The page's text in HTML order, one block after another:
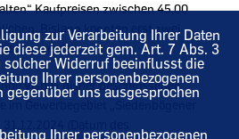
Kaufpreisen zwischen 45,00
Bislang konnten erst zwei
werden.
Visbek bisher beschlossenen
im Gewerbegebiet „Siedenbögener
zur Verarbeitung Ihrer Daten
diese jederzeit gem. Art. 7 Abs. 3
solcher Widerruf beeinflusst die
Ihrer personenbezogenen
gegenüber uns ausgesprochen
Ihrer personenbezogenen